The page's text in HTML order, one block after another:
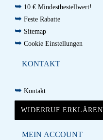
➥ 10 € Mindestbestellwert!
➥ Feste Rabatte
➥ Sitemap
➥ Cookie Einstellungen
KONTAKT
➥ Kontakt
WIDERRUF ERKLÄREN
MEIN ACCOUNT